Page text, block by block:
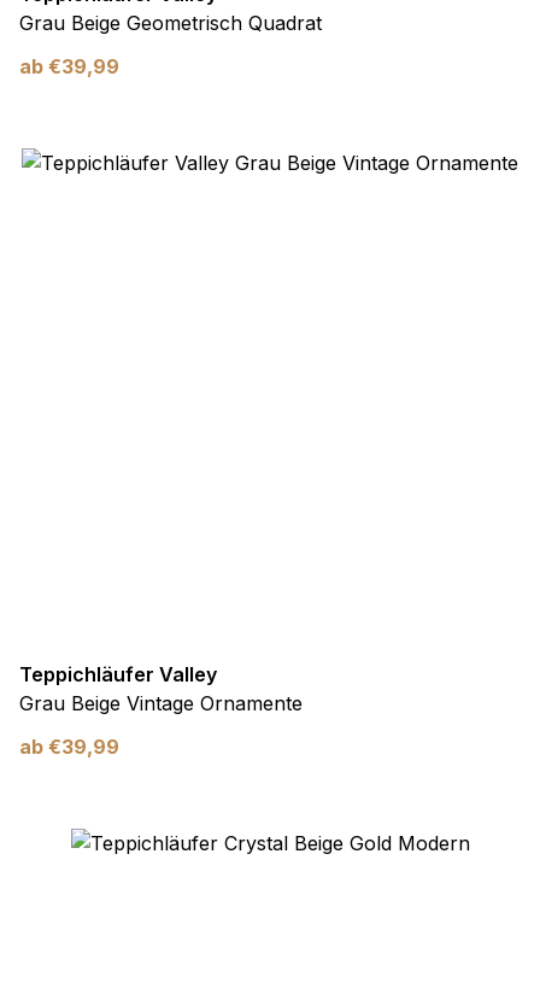
Grau Beige Geometrisch Quadrat
ab €39,99
Teppichläufer Valley
Grau Beige Vintage Ornamente
ab €39,99